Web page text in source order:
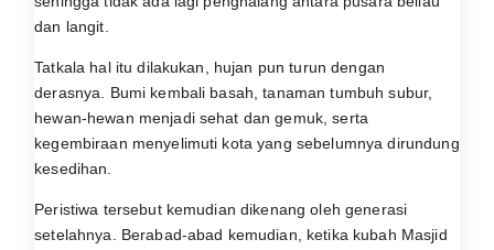
dan langit.
Tatkala hal itu dilakukan, hujan pun turun dengan
derasnya. Bumi kembali basah, tanaman tumbuh subur,
hewan-hewan menjadi sehat dan gemuk, serta
kegembiraan menyelimuti kota yang sebelumnya dirundung
kesedihan.
Peristiwa tersebut kemudian dikenang oleh generasi
setelahnya. Berabad-abad kemudian, ketika kubah Masjid